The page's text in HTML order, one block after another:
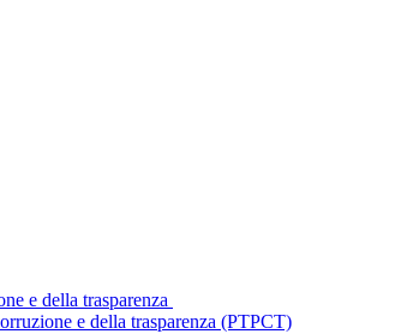
e della trasparenza
e della trasparenza (PTPCT)